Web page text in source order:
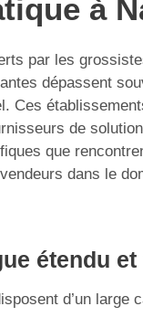
à
par les
dépassent
Ces
de
que
dans le
étendu
d’un large